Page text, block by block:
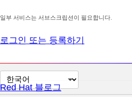
일부 서비스는 서브스크립션이 필요합니다.
로그인 또는 등록하기
페
이
Red Hat 블로그